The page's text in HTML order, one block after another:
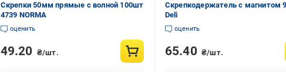
Скрепки 50мм прямые с волной 100шт
4739 NORMA
оценить
49.20 ₴/шт.
Скрепкодержатель с магнитом
Deli
оценить
65.40 ₴/шт.